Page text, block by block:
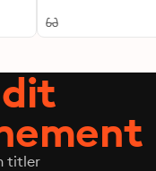
Spirit's Personhood,
titler